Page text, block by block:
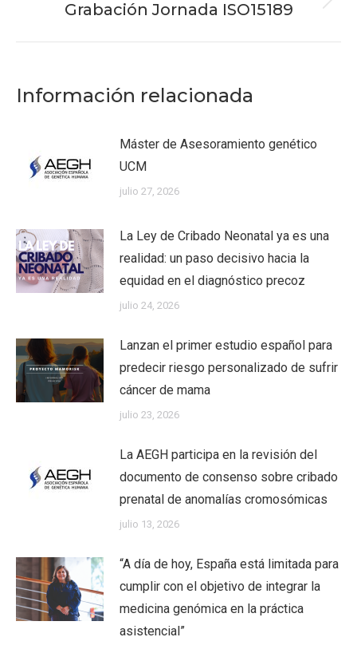
Publicación
Grabación Jornada ISO15189
Información relacionada
Máster de Asesoramiento genético
UCM
julio 27, 2026
La Ley de Cribado Neonatal ya es una
realidad: un paso decisivo hacia la
equidad en el diagnóstico precoz
julio 24, 2026
Lanzan el primer estudio español para
predecir riesgo personalizado de sufrir
cáncer de mama
julio 23, 2026
La AEGH participa en la revisión del
documento de consenso sobre cribado
prenatal de anomalías cromosómicas
julio 13, 2026
“A día de hoy, España está limitada para
cumplir con el objetivo de integrar la
medicina genómica en la práctica
asistencial”